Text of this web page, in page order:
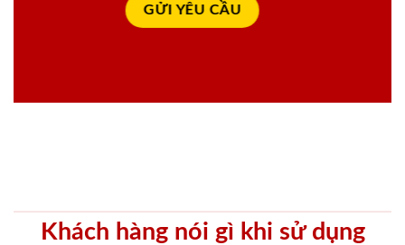
Khách hàng nói gì khi sử dụng